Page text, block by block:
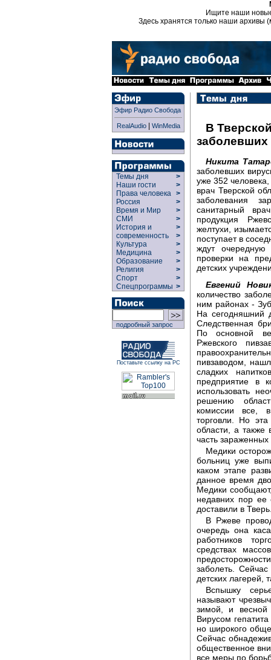
Ищите наши
Здесь хранятся только наши архивы
Эфир Радио Свобода
RealAudio| WinMedia
Темы дня
>
Наши гости
>
Права человека >
Россия
>
Время и Мир
>
СМИ
>
История и
современность
>
>
Культура
>
Медицина
>
Образование
>
Религия
>
Спорт
>
Спецпрограммы >
подробный запрос
Поставьте ссылку на РС
В
заболевших
Никита
заболевших
уже 352
врач Тверской
заболевания
санитарный
продукция
желтухи,
поступает в
ждут
проверки на
детских
Евгений
количество
ним районах -
На сегодняшний
Следственная
По основной
Ржевского
пивзаводом,
сладких
предприятие в
использовать
решению
комиссии все,
торговли. Но
области, а также
часть
Медики
больниц уже
каком этапе
данное время
Медики
недавних пор
доставили в
В Ржеве
очередь она
работников
средствах
заболеть. Сейчас
детских лагерей,
Вспышку
называют
зимой, и весной
Вирусом
но широкого
Сейчас
общественное
все меры по